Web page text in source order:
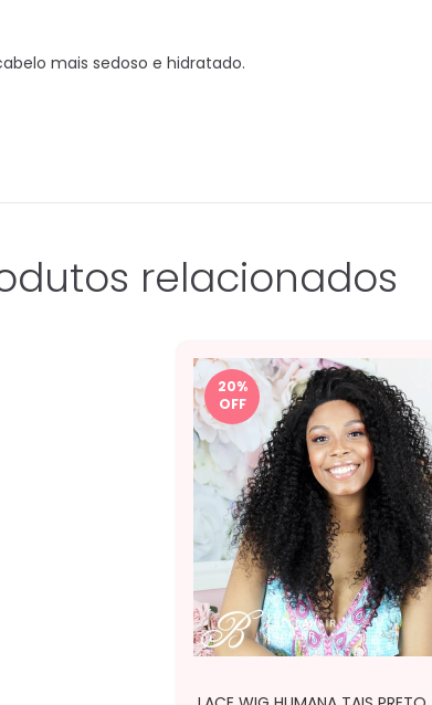
mais sedoso e hidratado.
relacionados
20%
OFF